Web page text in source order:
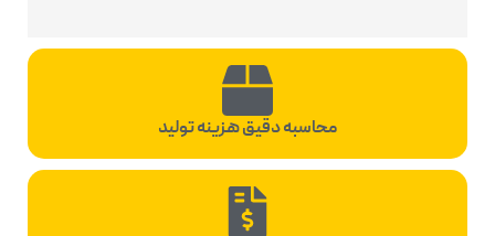
محاسبه دقیق هزینه تولید